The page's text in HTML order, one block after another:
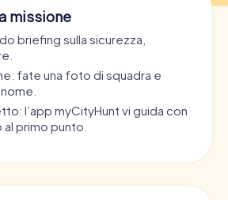
missione
briefing sulla sicurezza,
fate una foto di squadra e
l’app myCityHunt vi guida con
primo punto.